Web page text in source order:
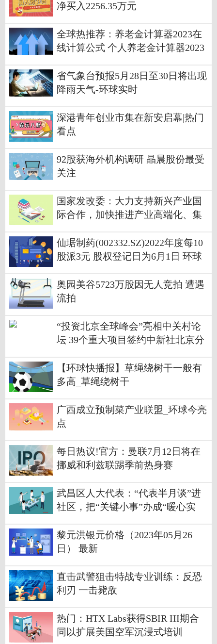
净买入2256.35万元
全球热推荐：养老金计算器2023在
线计算公式 个人养老金计算器2023
省气象台预报5月28日至30日将出现
降雨天气-环球实时
深港青年创业市集在新安启幕|热门
看点
92股获海外机构调研 晶晨股份最受
关注
国家发改委：大力支持新兴产业国
际合作，加快推进产业高端化、集
仙琚制药(002332.SZ)2022年度每10
股派3元 股权登记日为6月1日 环球
奥园美谷5723万股因无人竞拍 遭遇
流拍
“投资北京全球峰会”亮相中关村论
坛 39个重大项目签约中新社北京分
【环球快播报】草绳绕树干一般有
多高_草绳绕树干
广西成立预制菜产业联盟_环球今亮
点
每日热议!官方：曼联7月12日将在
挪威和利兹联踢季前热身赛
武昌区人大代表：“代表半月谈”进
社区，把“关键小事”办成“暖心实
黎元洪银元价格（2023年05月26
日） 最新
直击武警狙击特战专业训练：反恐
利刃 一击毙敌
热门：HTX Labs获得SBIR III期合
同以扩展美国空军沉浸式培训